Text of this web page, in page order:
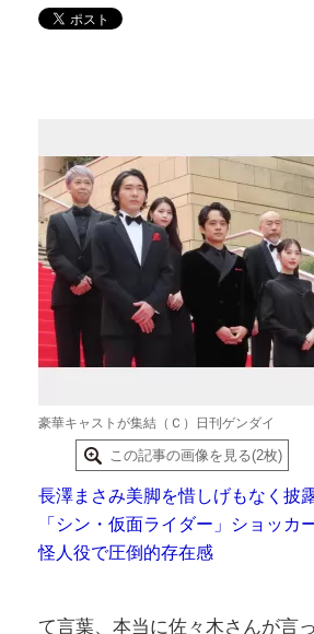
豪華キャストが集結（Ｃ）日刊ゲンダイ
この記事の画像を見る(2枚)
長澤まさみ美脚を惜しげもなく披
「シン・仮面ライダー」ショッカ
怪人役で圧倒的存在感
て言葉、本当に佐々木さんが言